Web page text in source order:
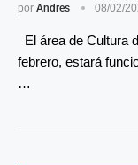
por Andres 08/02/
El área de Cultura
febrero, estará
…